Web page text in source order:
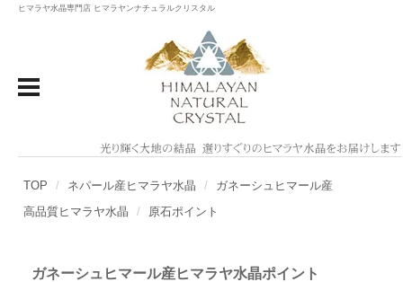
ヒマラヤ水晶専門店 ヒマラヤンナチュラルクリスタル
TOP ネパール産ヒマラヤ水晶
ガネーシュヒマール産
高品質ヒマラヤ水晶
原石ポイント
ガネーシュヒマール産ヒマラヤ水晶ポイント